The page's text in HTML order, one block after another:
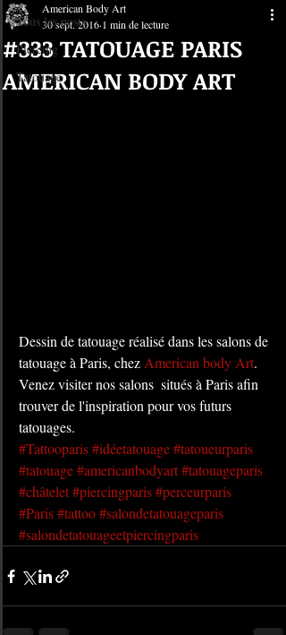
Tous les posts
Piercing
Tatouage
#333 TATOUAGE PARIS
AMERICAN BODY ART
American Body Art
30 sept. 2016 1 min de lecture
Dessin de tatouage réalisé dans les salons de
tatouage à Paris, chez American body Art.
Venez visiter nos salons  situés à Paris afin
trouver de l'inspiration pour vos futurs
tatouages.
#Tattooparis#idéetatouage#tatoueurparis
#tatouage#americanbodyart#tatouageparis
#châtelet#piercingparis#perceurparis
#Paris#tattoo#salondetatouageparis
#salondetatouageetpiercingparis